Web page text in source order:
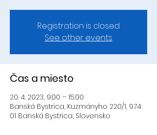
Registration is closed
See other events
Čas a miesto
20. 4. 2023, 9:00 – 15:00
Banská Bystrica, Kuzmányho 220/1, 974
01 Banská Bystrica, Slovensko